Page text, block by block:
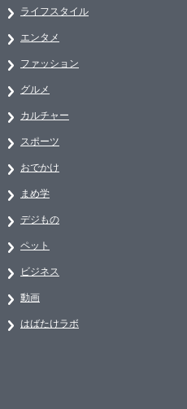
ライフスタイル
エンタメ
ファッション
グルメ
カルチャー
スポーツ
おでかけ
まめ学
デジもの
ペット
ビジネス
動画
はばたけラボ